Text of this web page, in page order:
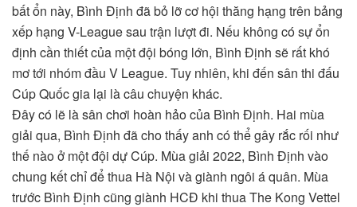
bất ổn này, Bình Định đã bỏ lỡ cơ hội thăng hạng trên bảng
xếp hạng V-League sau trận lượt đi. Nếu không có sự ổn
định cần thiết của một đội bóng lớn, Bình Định sẽ rất khó
mơ tới nhóm đầu V League. Tuy nhiên, khi đến sân thi đấu
Cúp Quốc gia lại là câu chuyện khác.
Đây có lẽ là sân chơi hoàn hảo của Bình Định. Hai mùa
giải qua, Bình Định đã cho thấy anh có thể gây rắc rối như
thế nào ở một đội dự Cúp. Mùa giải 2022, Bình Định vào
chung kết chỉ để thua Hà Nội và giành ngôi á quân. Mùa
trước Bình Định cũng giành HCĐ khi thua The Kong Vettel